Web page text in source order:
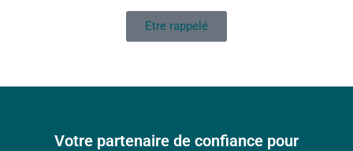
Etre rappelé
Votre partenaire de confiance pour